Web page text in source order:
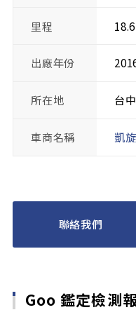
里程
出廠年份
所在地 台
車商名稱 凱
聯絡我們
Goo 鑑定檢測